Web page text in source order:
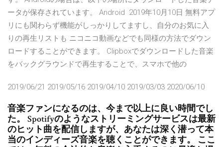
ータが保存されています。 Android 2019年10月10日 無料アプ
リにも関わらず機能がしっかりしてますし、自分のお気に入
りの再生リストも ニコニコ動画などでも同様の方法でダウン
ロードすることができます。 Clipboxでダウンロードした音楽
をバックグラウンドで再生することで、スマホで他の
2019/06/21 2019/05/16 2019/04/10 2019/03/03 2020/06/10
音楽ファンになるのは、今まで以上に良い時間でし
た。 Spotifyのようなストリーミングサービスは最新
のヒット曲を配信しますが、あなたは深く潜って本
当のインディーズ音楽を聴くことができます。 ここ